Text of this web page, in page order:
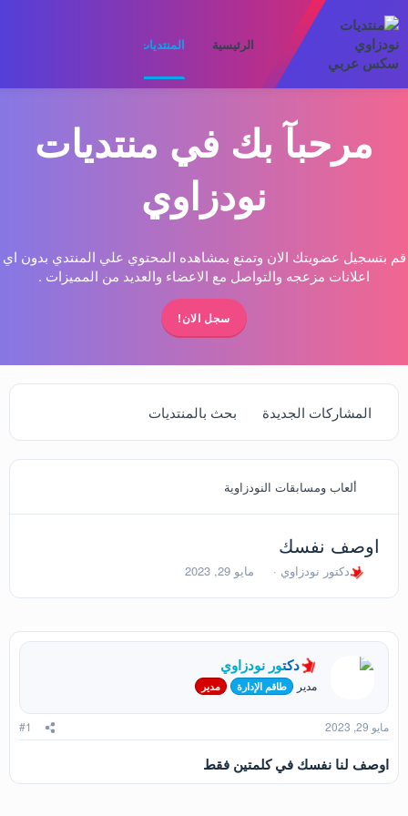
الرئيسية المنتديات
مرحبآ بك في منتديات
نودزاوي
قم بتسجيل عضويتك الان وتمتع بمشاهده المحتوي علي المنتدي بدون اي
اعلانات مزعجه والتواصل مع الاعضاء والعديد من المميزات .
سجل الان!
المشاركات الجديدة بحث بالمنتديات
ألعاب ومسابقات النودزاوية
اوصف نفسك
ب
د
ا
م
و
ع
دكتور نودزاوي
ت
ر
خ
ل
ب
د
ء
مايو 29, 2023
دكتور نودزاوي
مدير طاقم الإدارة مدير
مايو 29, 2023 #1
اوصف لنا نفسك في كلمتين فقط